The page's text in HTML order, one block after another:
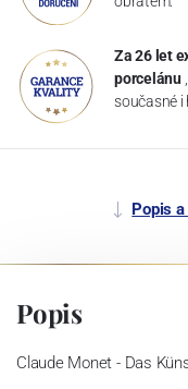
Za 26 let
porcelánu
současné i
Popis
Popis
Claude Monet - Das